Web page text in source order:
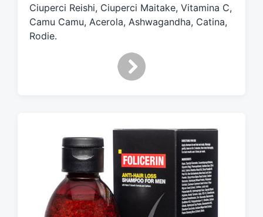
t
h
Ciuperci Reishi, Ciuperci Maitake, Vitamina C,
Camu Camu, Acerola, Ashwagandha, Catina,
Rodie.